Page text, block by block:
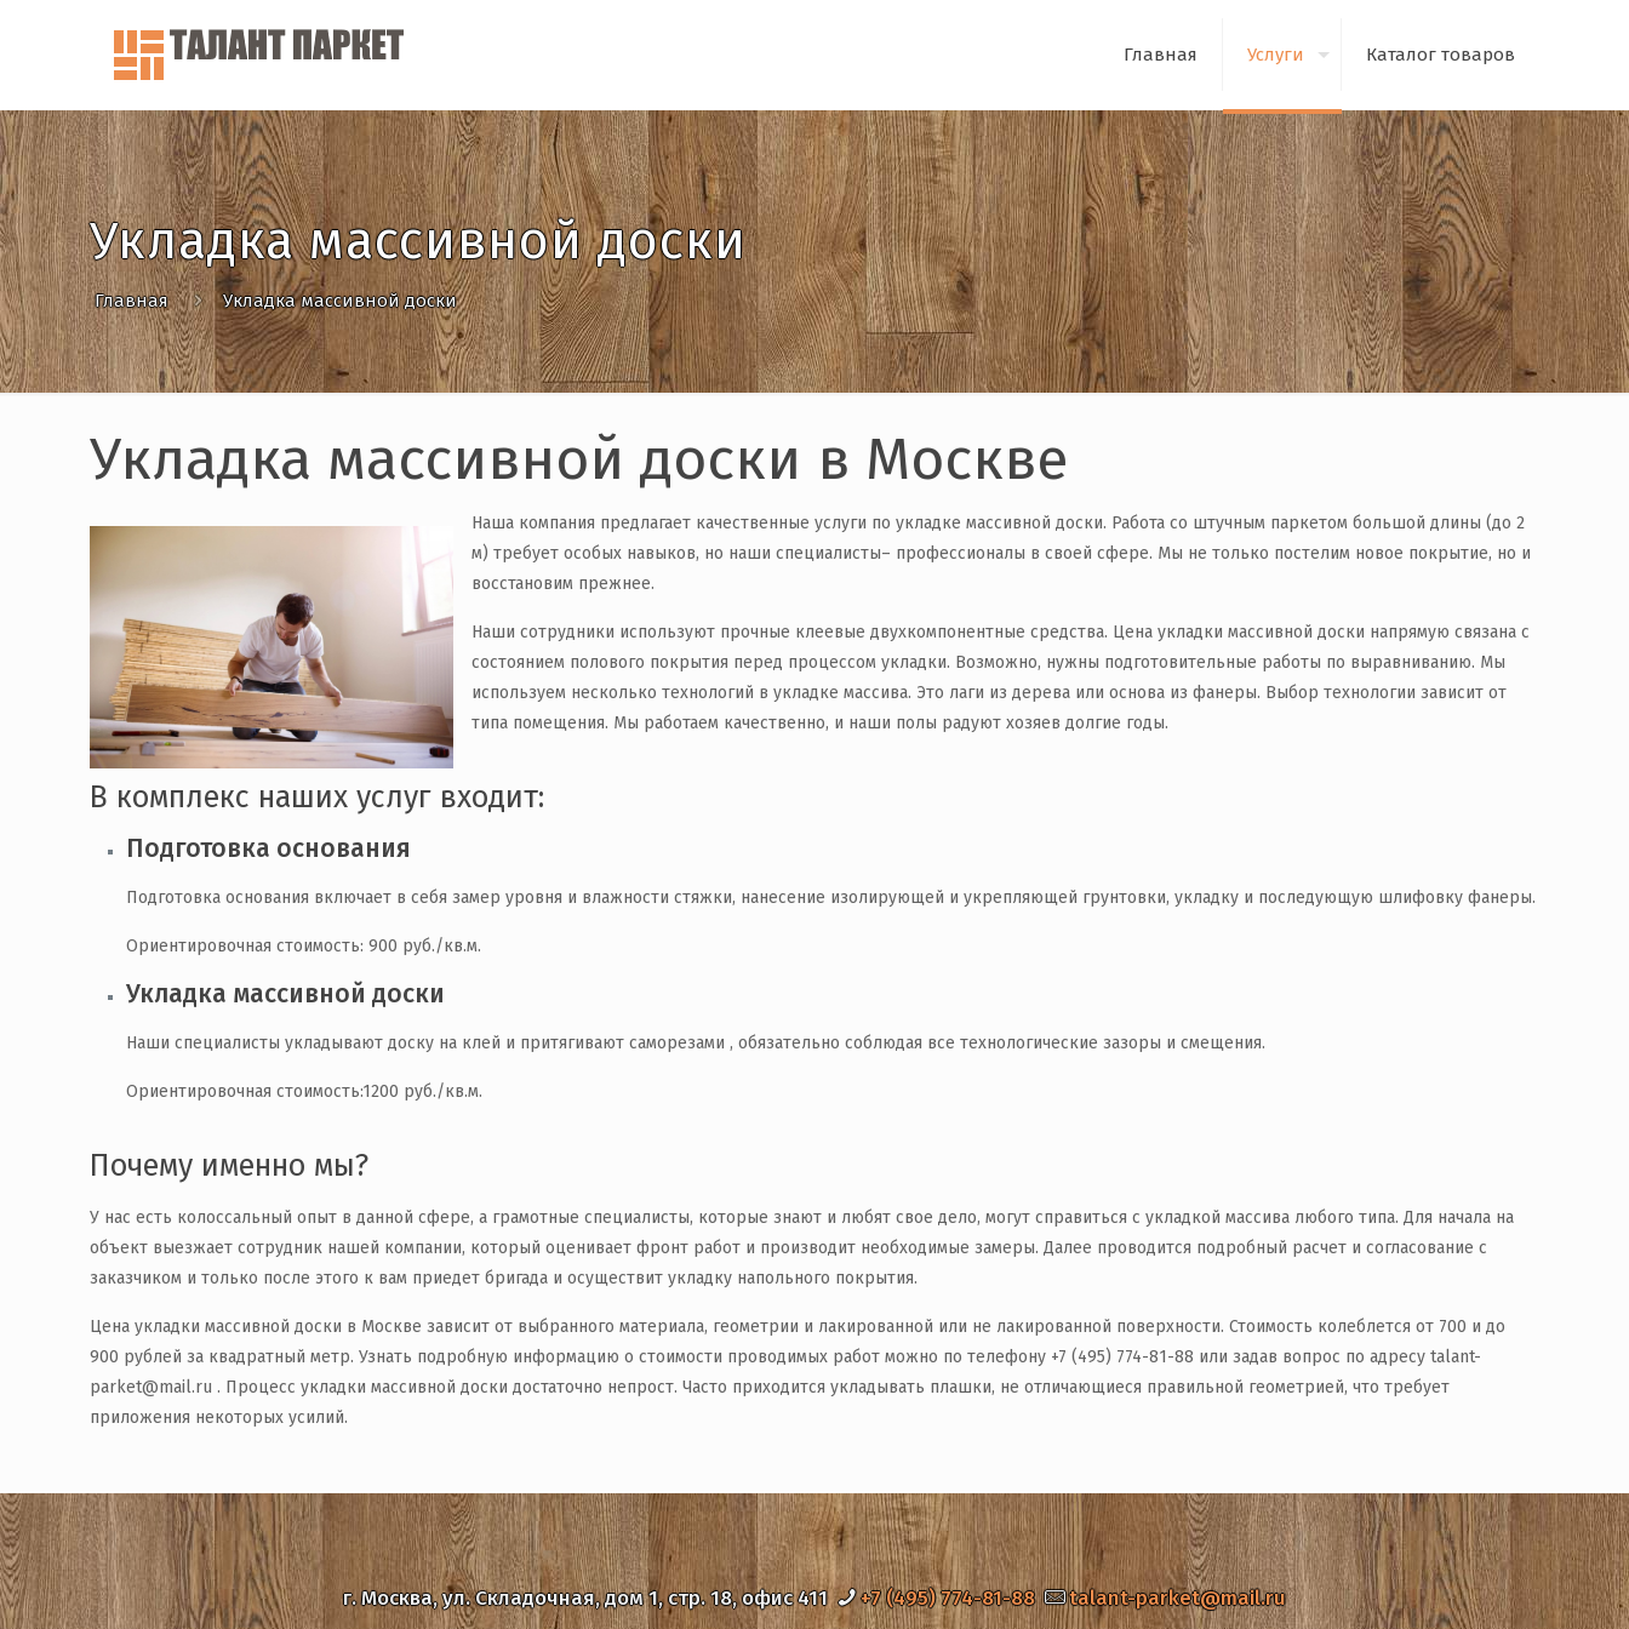
Главная Услуги Каталог товаров
Укладка массивной доски
Главная Укладка массивной доски
Укладка массивной доски в Москве
Наша компания предлагает качественные услуги по укладке массивной доски. Работа со штучным паркетом большой длины (до 2
м) требует особых навыков, но наши специалисты– профессионалы в своей сфере. Мы не только постелим новое покрытие, но и
восстановим прежнее.
Наши сотрудники используют прочные клеевые двухкомпонентные средства. Цена укладки массивной доски напрямую связана с
состоянием полового покрытия перед процессом укладки. Возможно, нужны подготовительные работы по выравниванию. Мы
используем несколько технологий в укладке массива. Это лаги из дерева или основа из фанеры. Выбор технологии зависит от
типа помещения. Мы работаем качественно, и наши полы радуют хозяев долгие годы.
В комплекс наших услуг входит:
Подготовка основания
Подготовка основания включает в себя замер уровня и влажности стяжки, нанесение изолирующей и укрепляющей грунтовки, укладку и последующую шлифовку фанеры.
Ориентировочная стоимость: 900 руб./кв.м.
Укладка массивной доски
Наши специалисты укладывают доску на клей и притягивают саморезами , обязательно соблюдая все технологические зазоры и смещения.
Ориентировочная стоимость:1200 руб./кв.м.
Почему именно мы?
У нас есть колоссальный опыт в данной сфере, а грамотные специалисты, которые знают и любят свое дело, могут справиться с укладкой массива любого типа. Для начала на
объект выезжает сотрудник нашей компании, который оценивает фронт работ и производит необходимые замеры. Далее проводится подробный расчет и согласование с
заказчиком и только после этого к вам приедет бригада и осуществит укладку напольного покрытия.
Цена укладки массивной доски в Москве зависит от выбранного материала, геометрии и лакированной или не лакированной поверхности. Стоимость колеблется от 700 и до
900 рублей за квадратный метр. Узнать подробную информацию о стоимости проводимых работ можно по телефону +7 (495) 774-81-88 или задав вопрос по адресу talant-
parket@mail.ru . Процесс укладки массивной доски достаточно непрост. Часто приходится укладывать плашки, не отличающиеся правильной геометрией, что требует
приложения некоторых усилий.
г. Москва, ул. Складочная, дом 1, стр. 18, офис 411 +7 (495) 774-81-88 talant-parket@mail.ru